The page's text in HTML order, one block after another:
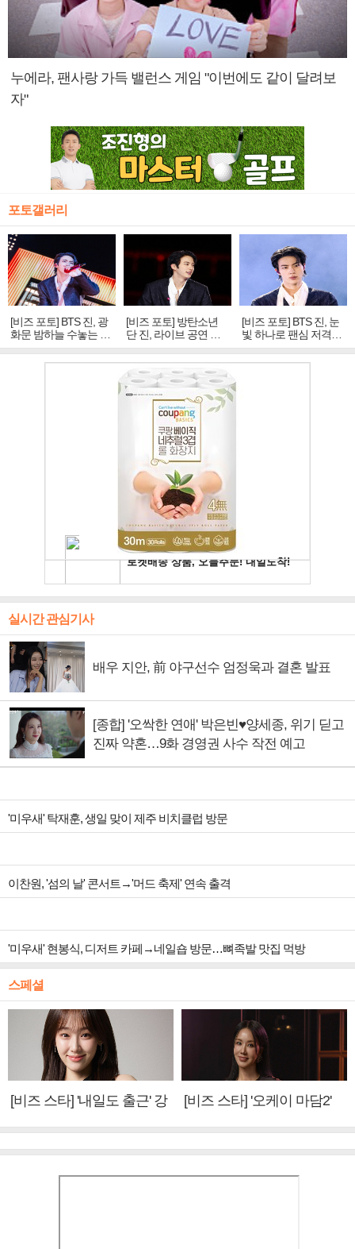
누에라, 팬사랑 가득 밸런스 게임 "이번에도 같이 달려보
자"
포토갤러리
[비즈 포토] BTS 진, 광
화문 밤하늘 수놓는 '비
주얼 킹'의 열창
[비즈 포토] 방탄소년
단 진, 라이브 공연 중
빛나는 독보적 아우라
[비즈 포토] BTS 진, 눈
빛 하나로 팬심 저격…
독보적 카리스마
실시간 관심기사
배우 지안, 前 야구선수 엄정욱과 결혼 발표
[종합] '오싹한 연애' 박은빈♥양세종, 위기 딛고
진짜 약혼…9화 경영권 사수 작전 예고
'미우새' 탁재훈, 생일 맞이 제주 비치클럽 방문
이찬원, '섬의 날' 콘서트→'머드 축제' 연속 출격
'미우새' 현봉식, 디저트 카페→네일숍 방문…뼈족발 맛집 먹방
스페셜
[비즈 스타] '내일도 출근' 강
[비즈 스타] '오케이 마담2'